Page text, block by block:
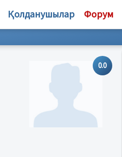
Қолданушылар Форум
0.0